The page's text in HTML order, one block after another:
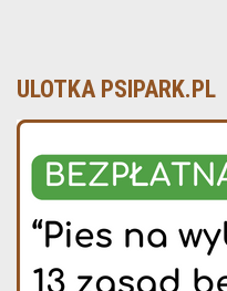
ULOTKA PSIPARK.PL